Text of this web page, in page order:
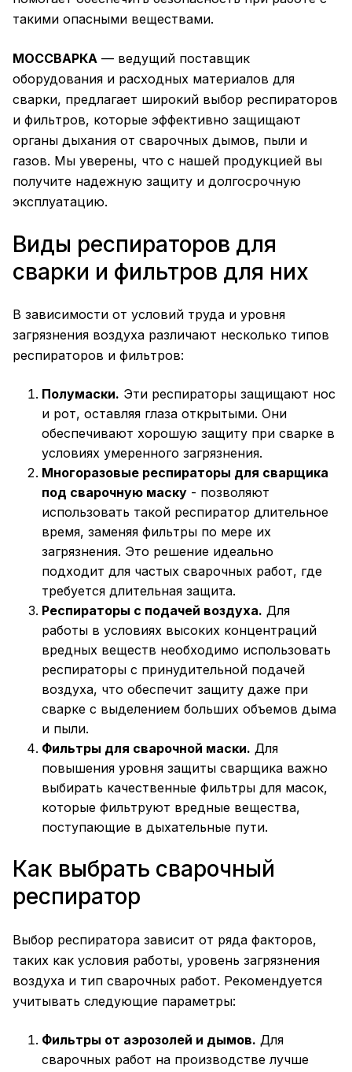
такими опасными веществами.
МОССВАРКА — ведущий поставщик
оборудования и расходных материалов для
сварки, предлагает широкий выбор респираторов
и фильтров, которые эффективно защищают
органы дыхания от сварочных дымов, пыли и
газов. Мы уверены, что с нашей продукцией вы
получите надежную защиту и долгосрочную
эксплуатацию.
Виды респираторов для
сварки и фильтров для них
В зависимости от условий труда и уровня
загрязнения воздуха различают несколько типов
респираторов и фильтров:
Полумаски. Эти респираторы защищают нос
и рот, оставляя глаза открытыми. Они
обеспечивают хорошую защиту при сварке в
условиях умеренного загрязнения.
Многоразовые респираторы для сварщика
под сварочную маску - позволяют
использовать такой респиратор длительное
время, заменяя фильтры по мере их
загрязнения. Это решение идеально
подходит для частых сварочных работ, где
требуется длительная защита.
Респираторы с подачей воздуха. Для
работы в условиях высоких концентраций
вредных веществ необходимо использовать
респираторы с принудительной подачей
воздуха, что обеспечит защиту даже при
сварке с выделением больших объемов дыма
и пыли.
Фильтры для сварочной маски. Для
повышения уровня защиты сварщика важно
выбирать качественные фильтры для масок,
которые фильтруют вредные вещества,
поступающие в дыхательные пути.
Как выбрать сварочный
респиратор
Выбор респиратора зависит от ряда факторов,
таких как условия работы, уровень загрязнения
воздуха и тип сварочных работ. Рекомендуется
учитывать следующие параметры:
Фильтры от аэрозолей и дымов. Для
сварочных работ на производстве лучше